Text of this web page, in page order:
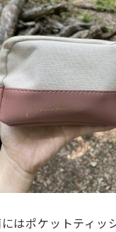
はポケットティッ